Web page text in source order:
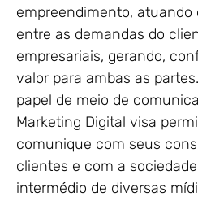
empreendimento,
entre as demandas do
empresariais, gerando,
valor para ambas as
papel de meio de
Marketing Digital visa
comunique com seus
clientes e com a
intermédio de diversas